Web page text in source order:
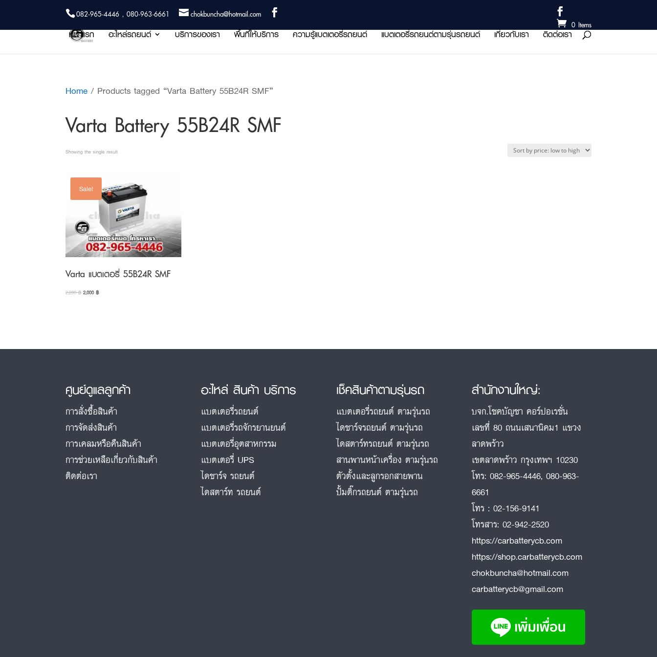
082-965-4446 , 080-963-6661
chokbuncha@hotmail.com
0 Items
หน้าแรก อะไหล่รถยนต์ บริการของเรา พื้นที่ให้บริการ ความรู้แบตเตอรี่รถยนต์ แบตเตอรี่รถยนต์ตามรุ่นรถยนต์ เกี่ยวกับเรา ติดต่อเรา
Home / Products tagged “Varta Battery 55B24R SMF”
Varta Battery 55B24R SMF
Showing the single result
Sale!
Varta แบตเตอรี่ 55B24R SMF
2,200฿Original
2,000฿Current
ศูนย์ดูแลลูกค้า
การสั่งซื้อสินค้า
การจัดส่งสินค้า
การเคลมหรือคืนสินค้า
การช่วยเหลือเกี่ยวกับสินค้า
ติดต่อเรา
อะไหล่ สินค้า บริการ
แบตเตอรี่รถยนต์
แบตเตอรี่รถจักรยานยนต์
แบตเตอรี่อุตสาหกรรม
แบตเตอรี่ UPS
ไดชาร์จ รถยนต์
ไดสตาร์ท รถยนต์
เช็คสินค้าตามรุ่นรถ
แบตเตอรี่รถยนต์ ตามรุ่นรถ
ไดชาร์จรถยนต์ ตามรุ่นรถ
ไดสตาร์ทรถยนต์ ตามรุ่นรถ
สานพานหน้าเครื่อง ตามรุ่นรถ
ตัวตั้งและลูกรอกสายพาน
ปั้มติ๊กรถยนต์ ตามรุ่นรถ
สำนักงานใหญ่:
บจก.โชคบัญชา คอร์ปอเรชั่น
เลขที่ 80 ถนนเสนานิคม1 แขวง
ลาดพร้าว
เขตลาดพร้าว กรุงเทพฯ 10230
โทร: 082-965-4446, 080-963-
6661
โทร : 02-156-9141
โทรสาร: 02-942-2520
https://carbatterycb.com
https://shop.carbatterycb.com
chokbuncha@hotmail.com
carbatterycb@gmail.com